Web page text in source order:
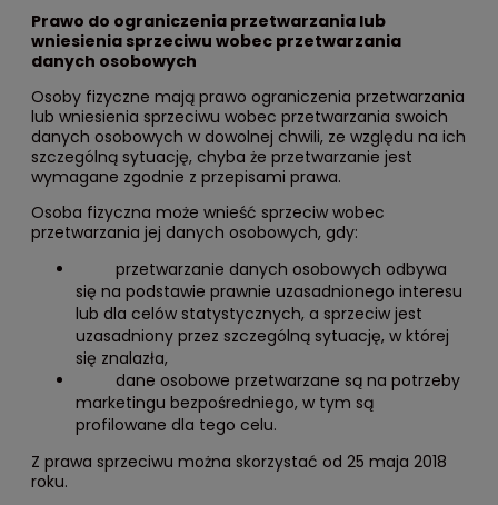
Prawo do ograniczenia przetwarzania lub
wniesienia sprzeciwu wobec przetwarzania
danych osobowych
Osoby fizyczne mają prawo ograniczenia przetwarzania
lub wniesienia sprzeciwu wobec przetwarzania swoich
danych osobowych w dowolnej chwili, ze względu na ich
szczególną sytuację, chyba że przetwarzanie jest
wymagane zgodnie z przepisami prawa.
Osoba fizyczna może wnieść sprzeciw wobec
przetwarzania jej danych osobowych, gdy:
przetwarzanie danych osobowych odbywa
się na podstawie prawnie uzasadnionego interesu
lub dla celów statystycznych, a sprzeciw jest
uzasadniony przez szczególną sytuację, w której
się znalazła,
dane osobowe przetwarzane są na potrzeby
marketingu bezpośredniego, w tym są
profilowane dla tego celu.
Z prawa sprzeciwu można skorzystać od 25 maja 2018
roku.